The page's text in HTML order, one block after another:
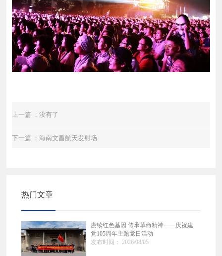
上一篇 ：没有了
下一篇 ：海南文昌航天发射场
热门文章
赓续红色基因 传承革命精神——庆祝建
党105周年主题党日活动
发布时间： 2026/08/05